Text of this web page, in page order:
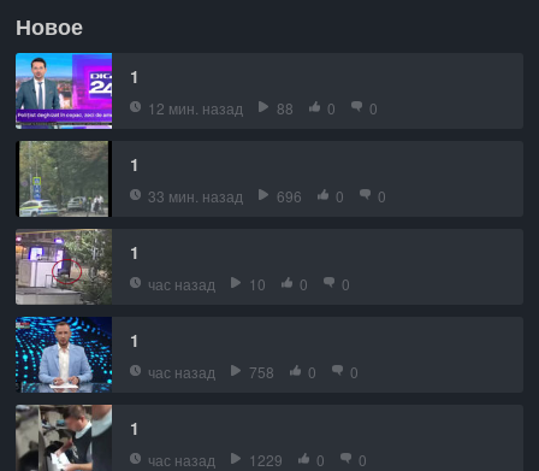
Новое
1
12 мин. назад 88 0 0
1
33 мин. назад 696 0 0
1
час назад 10 0 0
1
час назад 758 0 0
1
час назад 1229 0 0